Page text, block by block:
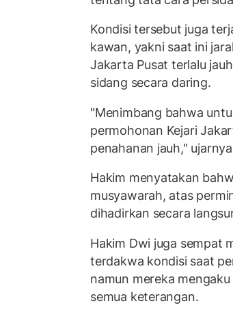
Kondisi tersebut juga
kawan, yakni saat ini
Jakarta Pusat terlalu
sidang secara daring.
"Menimbang bahwa
permohonan Kejari
penahanan jauh,"
Hakim menyatakan
musyawarah, atas
dihadirkan secara
Hakim Dwi juga sempat
terdakwa kondisi saat
namun mereka
semua keterangan.